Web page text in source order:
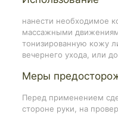
нанести необходимое
массажными
тонизированную кожу
вечернего ухода, или
Меры
Перед применением
стороне руки, на